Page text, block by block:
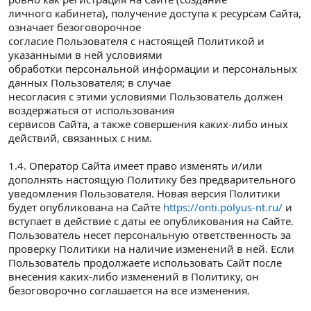
личного кабинета), получение доступа к ресурсам Сайта,
означает безоговорочное
согласие Пользователя с настоящей Политикой и
указанными в ней условиями
обработки персональной информации и персональных
данных Пользователя; в случае
несогласия с этими условиями Пользователь должен
воздержаться от использования
сервисов Сайта, а также совершения каких-либо иных
действий, связанных с ним.
1.4. Оператор Сайта имеет право изменять и/или
дополнять настоящую Политику без предварительного
уведомления Пользователя. Новая версия Политики
будет опубликована на Сайте https://onti.polyus-nt.ru/ и
вступает в действие с даты ее опубликования на Сайте.
Пользователь несет персональную ответственность за
проверку Политики на наличие изменений в ней. Если
Пользователь продолжаете использовать Сайт после
внесения каких-либо изменений в Политику, он
безоговорочно соглашается на все изменения.